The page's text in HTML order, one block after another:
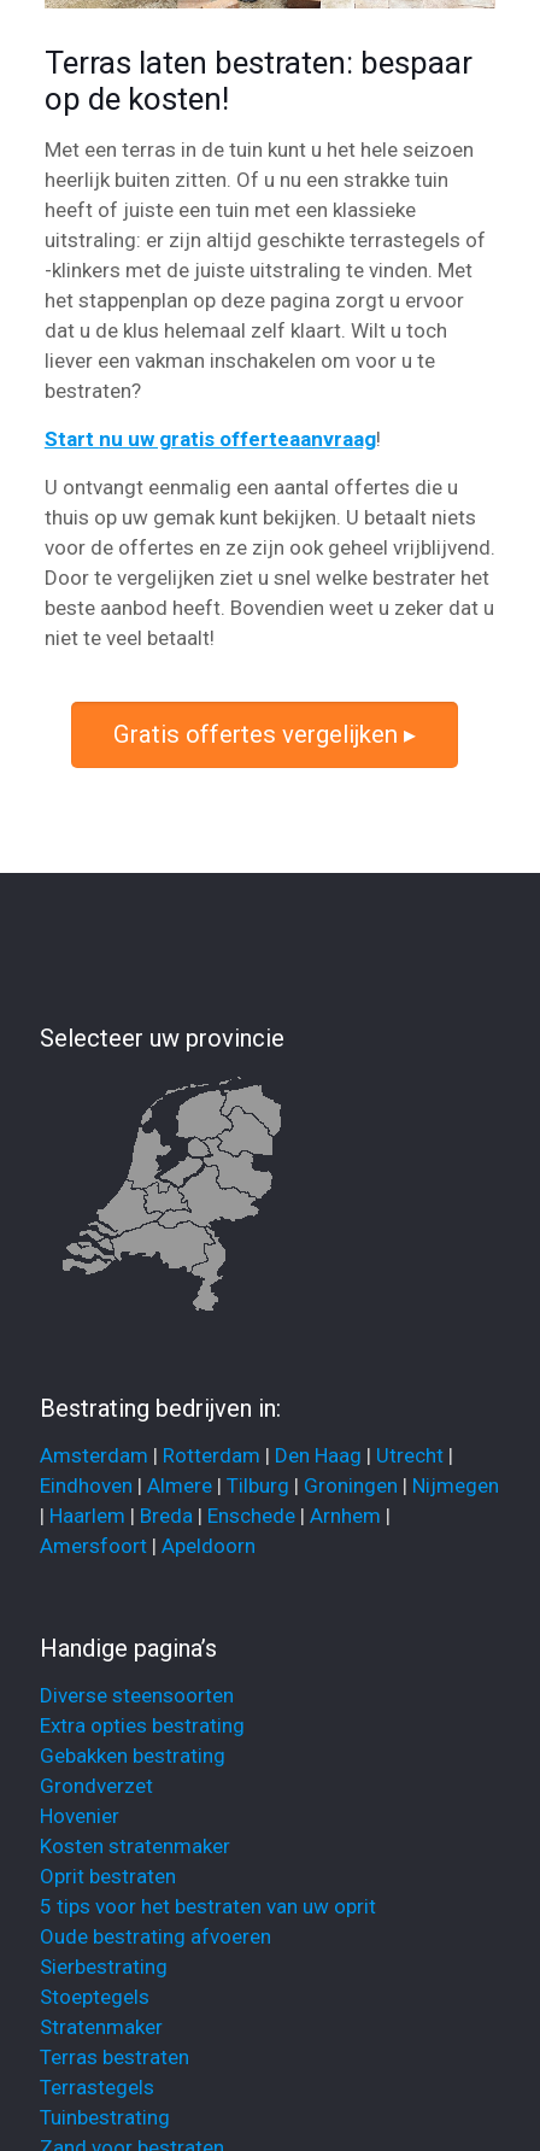
Terras laten bestraten: bespaar
op de kosten!
Met een terras in de tuin kunt u het hele seizoen
heerlijk buiten zitten. Of u nu een strakke tuin
heeft of juiste een tuin met een klassieke
uitstraling: er zijn altijd geschikte terrastegels of
-klinkers met de juiste uitstraling te vinden. Met
het stappenplan op deze pagina zorgt u ervoor
dat u de klus helemaal zelf klaart. Wilt u toch
liever een vakman inschakelen om voor u te
bestraten?
Start nu uw gratis offerteaanvraag!
U ontvangt eenmalig een aantal offertes die u
thuis op uw gemak kunt bekijken. U betaalt niets
voor de offertes en ze zijn ook geheel vrijblijvend.
Door te vergelijken ziet u snel welke bestrater het
beste aanbod heeft. Bovendien weet u zeker dat u
niet te veel betaalt!
Gratis offertes vergelijken ▸
Selecteer uw provincie
Bestrating bedrijven in:
Amsterdam | Rotterdam | Den Haag | Utrecht |
Eindhoven | Almere | Tilburg | Groningen | Nijmegen
| Haarlem | Breda | Enschede | Arnhem |
Amersfoort | Apeldoorn
Handige pagina’s
Diverse steensoorten
Extra opties bestrating
Gebakken bestrating
Grondverzet
Hovenier
Kosten stratenmaker
Oprit bestraten
5 tips voor het bestraten van uw oprit
Oude bestrating afvoeren
Sierbestrating
Stoeptegels
Stratenmaker
Terras bestraten
Terrastegels
Tuinbestrating